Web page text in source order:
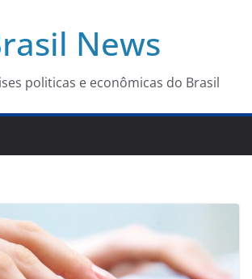
News
politicas e econômicas do Brasil